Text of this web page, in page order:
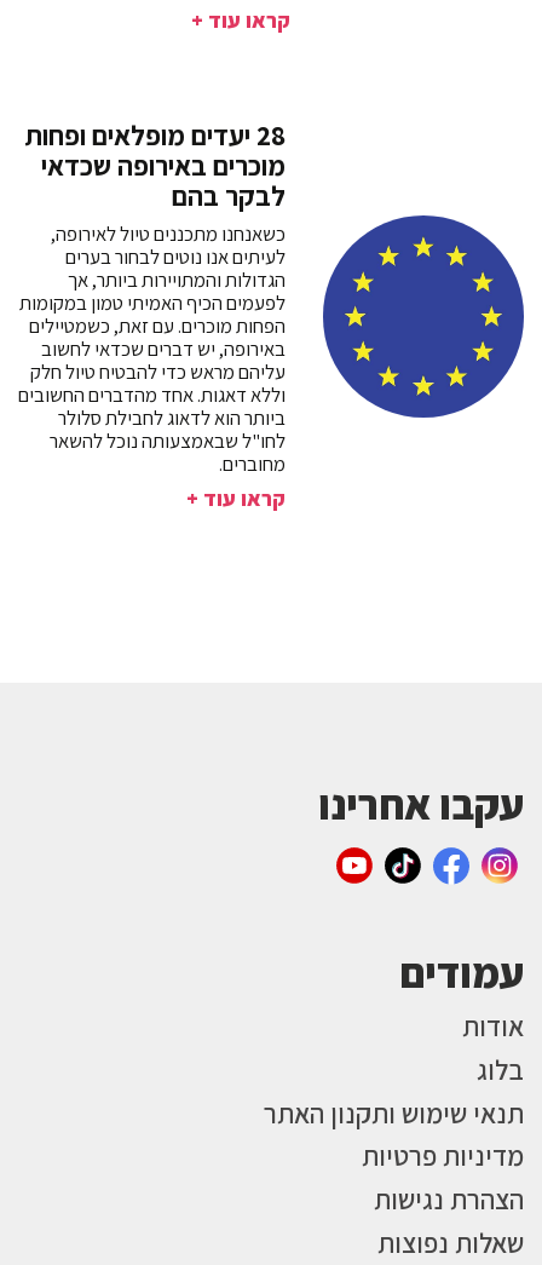
קראו עוד +
28 יעדים מופלאים ופחות
מוכרים באירופה שכדאי
לבקר בהם
כשאנחנו מתכננים טיול לאירופה,
לעיתים אנו נוטים לבחור בערים
הגדולות והמתויירות ביותר, אך
לפעמים הכיף האמיתי טמון במקומות
הפחות מוכרים. עם זאת, כשמטיילים
באירופה, יש דברים שכדאי לחשוב
עליהם מראש כדי להבטיח טיול חלק
וללא דאגות. אחד מהדברים החשובים
ביותר הוא לדאוג לחבילת סלולר
לחו"ל שבאמצעותה נוכל להשאר
מחוברים.
קראו עוד +
עקבו אחרינו
עמודים
אודות
בלוג
תנאי שימוש ותקנון האתר
מדיניות פרטיות
הצהרת נגישות
שאלות נפוצות